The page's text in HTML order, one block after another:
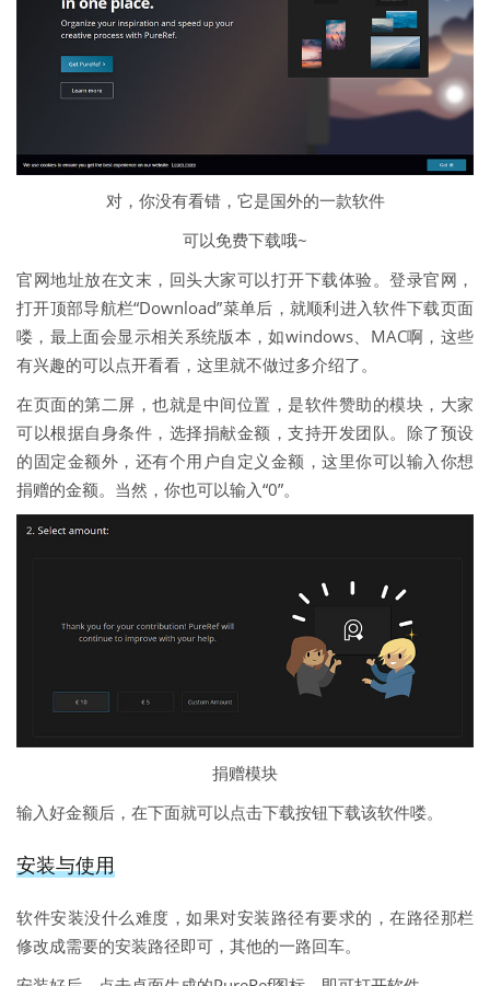
对，你没有看错，它是国外的一款软件
可以免费下载哦~
官网地址放在文末，回头大家可以打开下载体验。登录官网，
打开顶部导航栏“Download”菜单后，就顺利进入软件下载页面
喽，最上面会显示相关系统版本，如windows、MAC啊，这些
有兴趣的可以点开看看，这里就不做过多介绍了。
在页面的第二屏，也就是中间位置，是软件赞助的模块，大家
可以根据自身条件，选择捐献金额，支持开发团队。除了预设
的固定金额外，还有个用户自定义金额，这里你可以输入你想
捐赠的金额。当然，你也可以输入“0”。
捐赠模块
输入好金额后，在下面就可以点击下载按钮下载该软件喽。
安装与使用
软件安装没什么难度，如果对安装路径有要求的，在路径那栏
修改成需要的安装路径即可，其他的一路回车。